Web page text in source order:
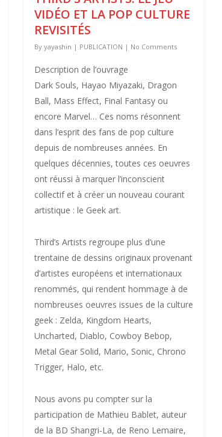
VIDÉO ET LA POP CULTURE
REVISITÉS
By yayashin | PUBLICATION | No Comments
Description de l’ouvrage
Dark Souls, Hayao Miyazaki, Dragon
Ball, Mass Effect, Final Fantasy ou
encore Marvel… Ces noms résonnent
dans l’esprit des fans de pop culture
depuis de nombreuses années. En
quelques décennies, toutes ces oeuvres
ont réussi à marquer l’inconscient
collectif et à créer un nouveau courant
artistique : le Geek art.
Third’s Artists regroupe plus d’une
trentaine de dessins originaux provenant
d’artistes européens et internationaux
renommés, qui rendent hommage à de
nombreuses oeuvres issues de la culture
geek : Zelda, Kingdom Hearts,
Uncharted, Diablo, Cowboy Bebop,
Metal Gear Solid, Mario, Sonic, Chrono
Trigger, Halo, etc.
Nous avons pu compter sur la
participation de Mathieu Bablet, auteur
de la BD Shangri-La, de Reno Lemaire,